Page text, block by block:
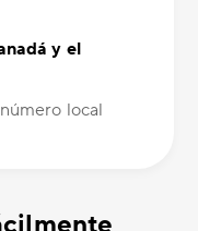
y el
local